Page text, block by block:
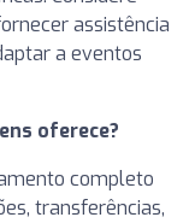
assistência
a eventos
oferece?
completo
transferências,